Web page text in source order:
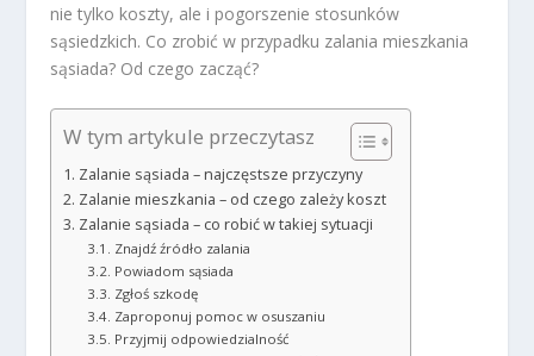
nie tylko koszty, ale i pogorszenie stosunków
sąsiedzkich. Co zrobić w przypadku zalania mieszkania
sąsiada? Od czego zacząć?
W tym artykule przeczytasz
Zalanie sąsiada – najczęstsze przyczyny
Zalanie mieszkania – od czego zależy koszt
Zalanie sąsiada – co robić w takiej sytuacji
Znajdź źródło zalania
Powiadom sąsiada
Zgłoś szkodę
Zaproponuj pomoc w osuszaniu
Przyjmij odpowiedzialność